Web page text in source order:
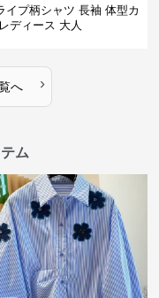
イプ柄シャツ 長袖 体型カ
ディース 大人
へ ›
ム